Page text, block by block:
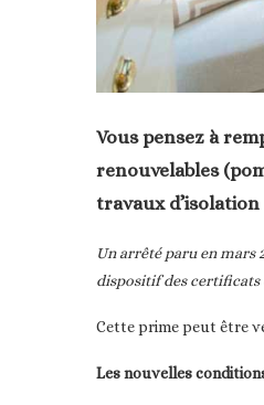
Vous pensez à
renouvelables
travaux d’isolation
Un arrêté paru en mars
dispositif des certificats
Cette prime peut être
Les nouvelles